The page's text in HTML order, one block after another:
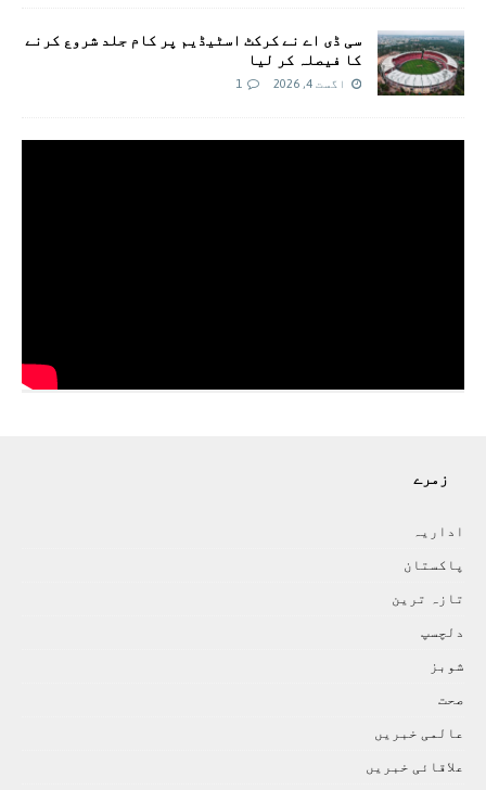
سی ڈی اے نے کرکٹ اسٹیڈیم پر کام جلد شروع کرنے
کا فیصلہ کر لیا
اگست 4, 2026 1
زمرے
اداريہ
پاکستان
تازہ ترين
دلچسپ
شوبز
صحت
عالمی خبريں
علاقائی خبريں